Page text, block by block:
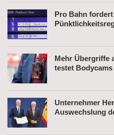
Pro Bahn
Mehr Übergriffe
testet
Unternehmer
Auswechslung